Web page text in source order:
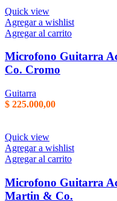
Quick view
Agregar a wishlist
Agregar al carrito
Microfono Guitarra
Co. Cromo
Guitarra
$ 225.000,00
Quick view
Agregar a wishlist
Agregar al carrito
Microfono Guitarra
Martin & Co.